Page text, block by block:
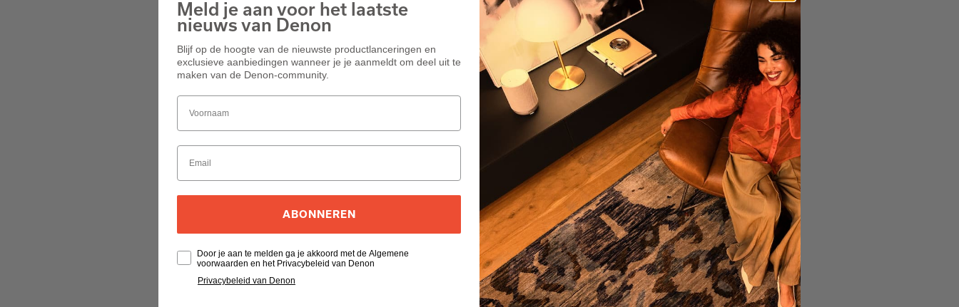
Meld je aan voor het laatste
nieuws van Denon
Blijf op de hoogte van de nieuwste productlanceringen en
exclusieve aanbiedingen wanneer je je aanmeldt om deel uit te
maken van de Denon-community.
ABONNEREN
Door je aan te melden ga je akkoord met de Algemene
voorwaarden en het Privacybeleid van Denon
Privacybeleid van Denon